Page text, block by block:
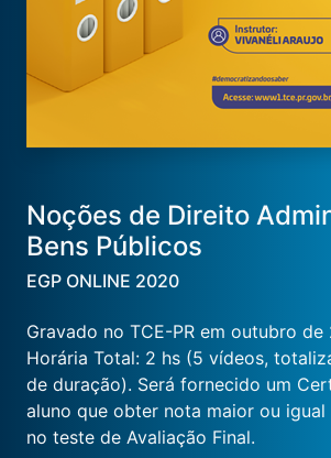
Noções de Direito
Bens Públicos
EGP ONLINE 2020
Gravado no TCE-PR em outubro de
Horária Total: 2 hs (5 vídeos,
de duração). Será fornecido um
aluno que obter nota maior ou igual
no teste de Avaliação Final.